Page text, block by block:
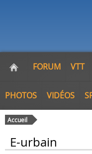
FORUM VTT
PHOTOS VIDÉOS
Accueil
E-urbain